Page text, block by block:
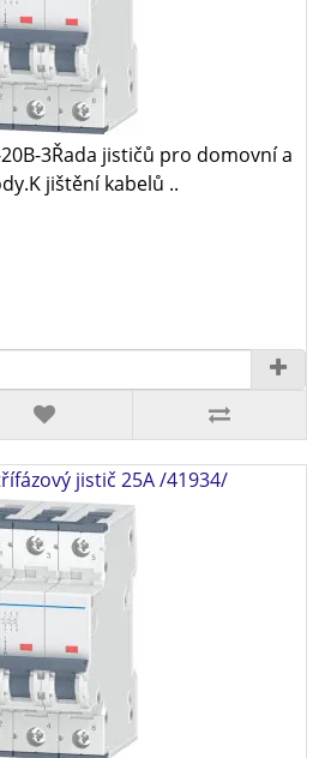
3Řada jističů pro domovní a
jištění kabelů ..
jistič 25A /41934/